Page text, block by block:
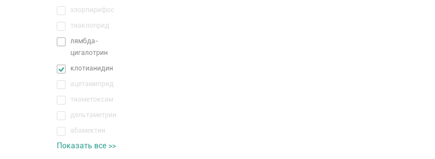
хлорпирифос
тиаклоприд
лямбда-
цигалотрин
клотианидин
ацетамиприд
тиаметоксам
дельтаметрин
абамектин
Показать все >>